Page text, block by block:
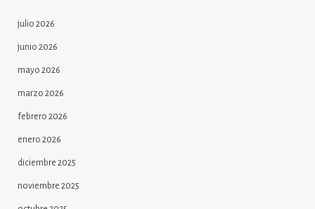
julio 2026
junio 2026
mayo 2026
marzo 2026
febrero 2026
enero 2026
diciembre 2025
noviembre 2025